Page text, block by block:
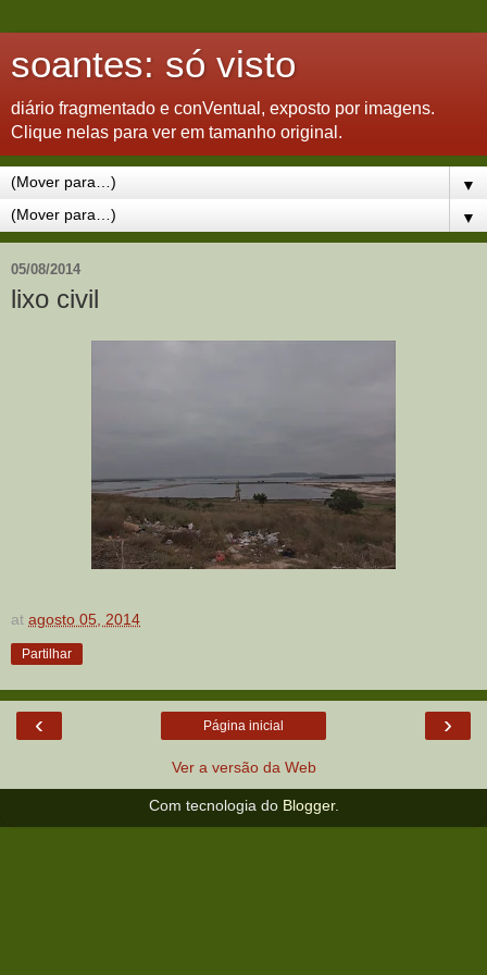
soantes: só visto
diário fragmentado e conVentual, exposto por imagens.
Clique nelas para ver em tamanho original.
▼
▼
05/08/2014
lixo civil
at agosto 05, 2014
Partilhar
‹ ›
Página inicial
Ver a versão da Web
Com tecnologia do Blogger.